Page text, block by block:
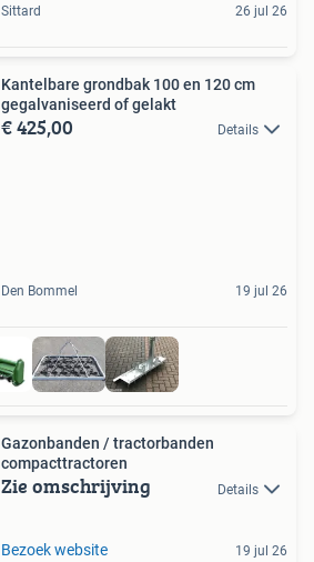
Sittard 26 jul 26
Kantelbare grondbak 100 en 120 cm
gegalvaniseerd of gelakt
€ 425,00 Details
Den Bommel 19 jul 26
Gazonbanden / tractorbanden
compacttractoren
Zie omschrijving Details
Bezoek website 19 jul 26